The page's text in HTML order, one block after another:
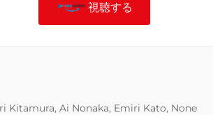
視聴する
Kitamura, Ai Nonaka, Emiri Kato, None